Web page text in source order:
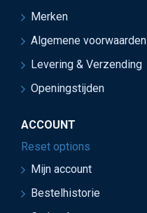
Merken
Algemene voorwaarden
Levering & Verzending
Openingstijden
ACCOUNT
Reset options
Mijn account
Bestelhistorie